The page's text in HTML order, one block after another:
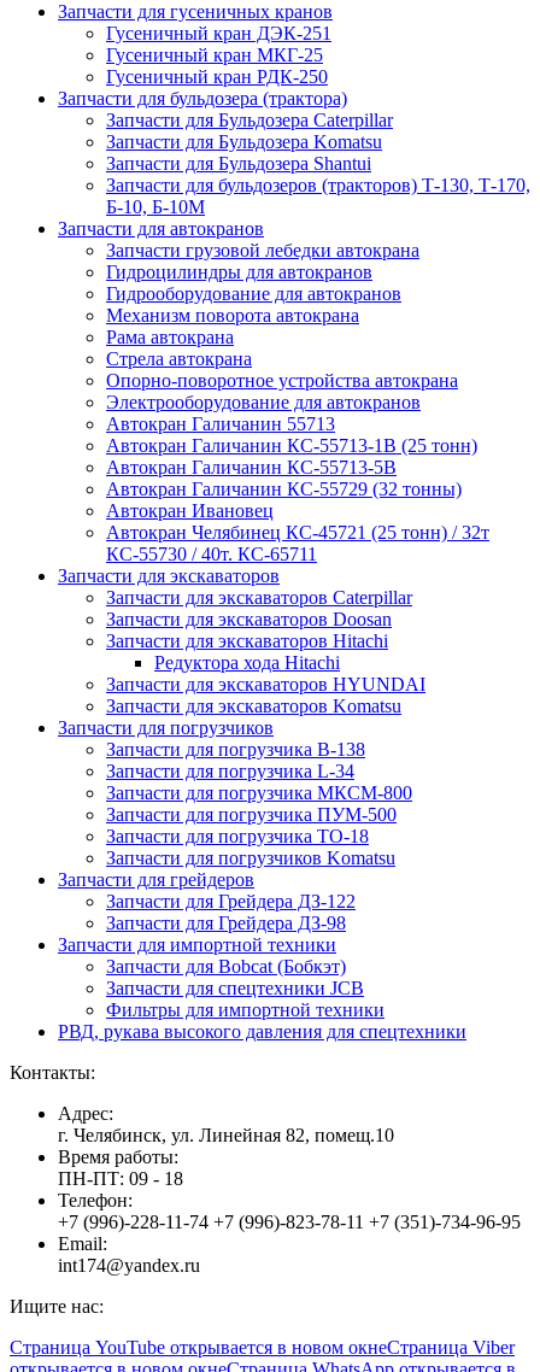
Запчасти для гусеничных кранов
Гусеничный кран ДЭК-251
Гусеничный кран МКГ-25
Гусеничный кран РДК-250
Запчасти для бульдозера (трактора)
Запчасти для Бульдозера Caterpillar
Запчасти для Бульдозера Komatsu
Запчасти для Бульдозера Shantui
Запчасти для бульдозеров (тракторов) Т-130, Т-170,
Б-10, Б-10М
Запчасти для автокранов
Запчасти грузовой лебедки автокрана
Гидроцилиндры для автокранов
Гидрооборудование для автокранов
Механизм поворота автокрана
Рама автокрана
Стрела автокрана
Опорно-поворотное устройства автокрана
Электрооборудование для автокранов
Автокран Галичанин 55713
Автокран Галичанин КС-55713-1В (25 тонн)
Автокран Галичанин КС-55713-5В
Автокран Галичанин КС-55729 (32 тонны)
Автокран Ивановец
Автокран Челябинец КС-45721 (25 тонн) / 32т
КС-55730 / 40т. КС-65711
Запчасти для экскаваторов
Запчасти для экскаваторов Caterpillar
Запчасти для экскаваторов Doosan
Запчасти для экскаваторов Hitachi
Редуктора хода Hitachi
Запчасти для экскаваторов HYUNDAI
Запчасти для экскаваторов Komatsu
Запчасти для погрузчиков
Запчасти для погрузчика B-138
Запчасти для погрузчика L-34
Запчасти для погрузчика МКСМ-800
Запчасти для погрузчика ПУМ-500
Запчасти для погрузчика ТО-18
Запчасти для погрузчиков Komatsu
Запчасти для грейдеров
Запчасти для Грейдера ДЗ-122
Запчасти для Грейдера ДЗ-98
Запчасти для импортной техники
Запчасти для Bobcat (Бобкэт)
Запчасти для спецтехники JCB
Фильтры для импортной техники
РВД, рукава высокого давления для спецтехники
Контакты:
Адрес:
г. Челябинск, ул. Линейная 82, помещ.10
Время работы:
ПН-ПТ: 09 - 18
Телефон:
+7 (996)-228-11-74 +7 (996)-823-78-11 +7 (351)-734-96-95
Email:
int174@yandex.ru
Ищите нас:
Страница YouTube открывается в новом окнеСтраница Viber